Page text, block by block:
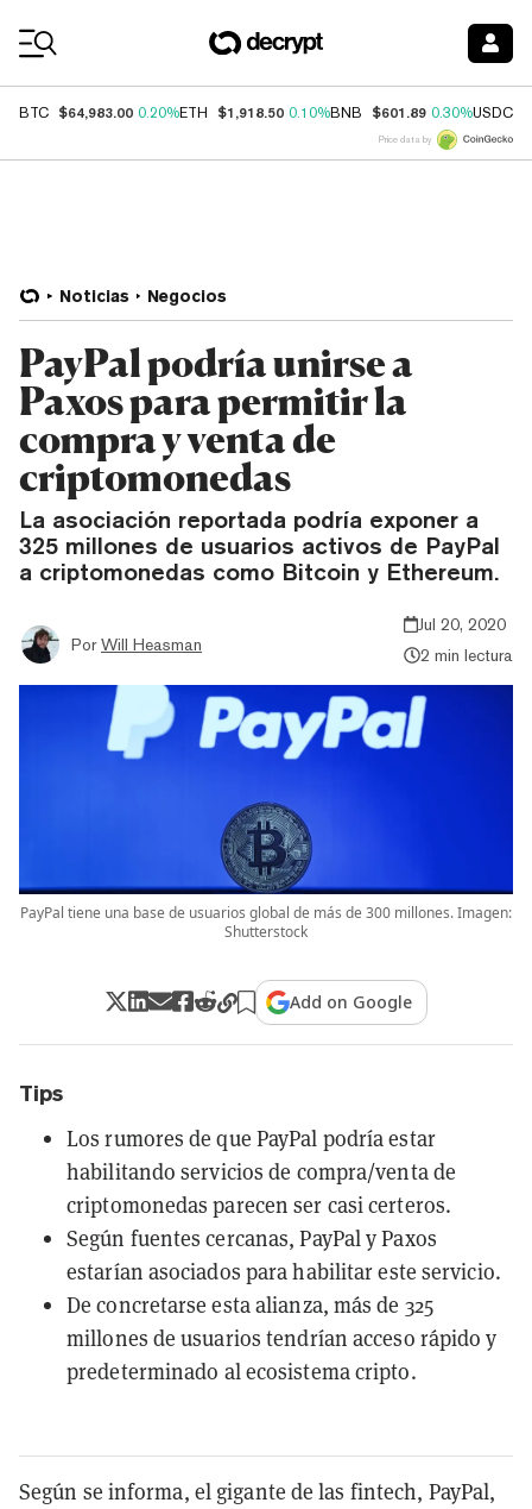
BTC $64,983.00 0.20%ETH $1,918.50 0.10%BNB $601.89 0.30%USDC
Price data by
Noticias Negocios
PayPal podría unirse a
Paxos para permitir la
compra y venta de
criptomonedas
La asociación reportada podría exponer a
325 millones de usuarios activos de PayPal
a criptomonedas como Bitcoin y Ethereum.
Por Will Heasman
Jul 20, 2020
2 min lectura
PayPal tiene una base de usuarios global de más de 300 millones. Imagen:
Shutterstock
Add on Google
Tips
Los rumores de que PayPal podría estar
habilitando servicios de compra/venta de
criptomonedas parecen ser casi certeros.
Según fuentes cercanas, PayPal y Paxos
estarían asociados para habilitar este servicio.
De concretarse esta alianza, más de 325
millones de usuarios tendrían acceso rápido y
predeterminado al ecosistema cripto.
Según se informa, el gigante de las fintech, PayPal,